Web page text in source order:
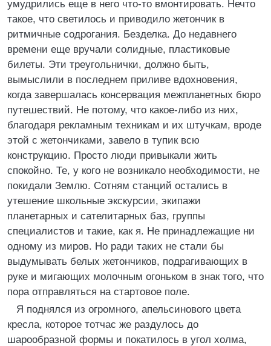
умудрились еще в него что-то вмонтировать. Нечто
такое, что светилось и приводило жетончик в
ритмичные содрогания. Безделка. До недавнего
времени еще вручали солидные, пластиковые
билеты. Эти треугольнички, должно быть,
вымыслили в последнем приливе вдохновения,
когда завершалась консервация межпланетных бюро
путешествий. Не потому, что какое-либо из них,
благодаря рекламным техникам и их штучкам, вроде
этой с жетончиками, завело в тупик всю
конструкцию. Просто люди привыкали жить
спокойно. Те, у кого не возникало необходимости, не
покидали Землю. Сотням станций остались в
утешение школьные экскурсии, экипажи
планетарных и сателитарных баз, группы
специалистов и такие, как я. Не принадлежащие ни
одному из миров. Но ради таких не стали бы
выдумывать белых жетончиков, подрагивающих в
руке и мигающих молочным огоньком в знак того, что
пора отправляться на стартовое поле.
Я поднялся из огромного, апельсинового цвета
кресла, которое тотчас же раздулось до
шарообразной формы и покатилось в угол холма,